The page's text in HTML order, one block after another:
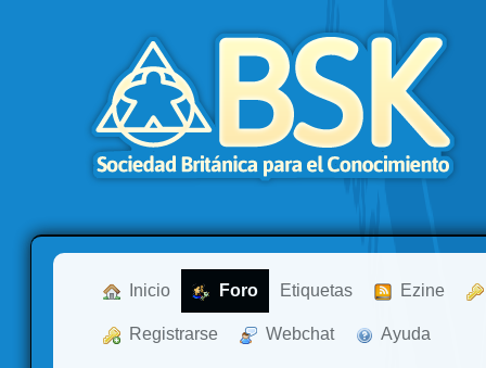
Inicio Foro Etiquetas Ezine
Registrarse Webchat Ayuda